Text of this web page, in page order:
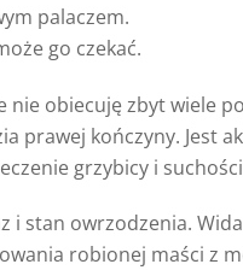
palaczem.
go czekać.
nie obiecuję zbyt wiele
prawej kończyny. Jest
grzybicy i
i stan owrzodzenia.
robionej maści z